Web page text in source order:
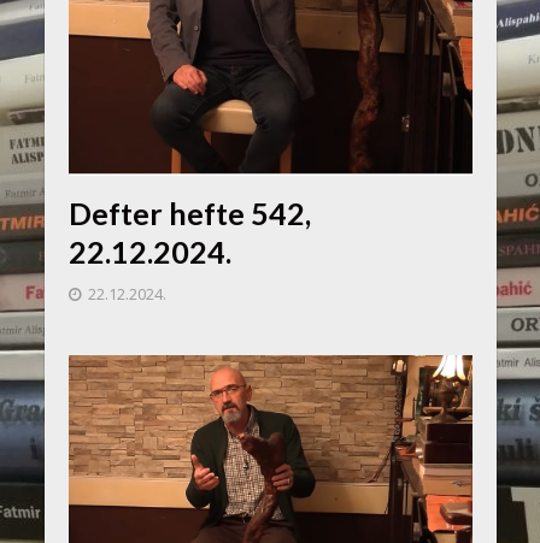
Defter hefte 542,
22.12.2024.
22.12.2024.